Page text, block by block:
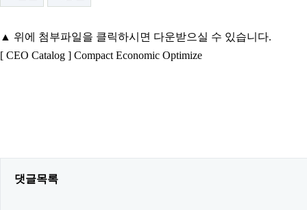
▲ 위에 첨부파일을 클릭하시면 다운받으실 수 있습니다.
[ CEO Catalog ] Compact Economic Optimize
댓글목록